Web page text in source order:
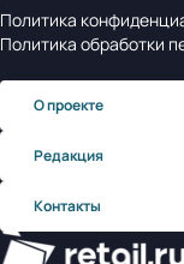
Политика
Политика обработки
О проекте
Редакция
Контакты